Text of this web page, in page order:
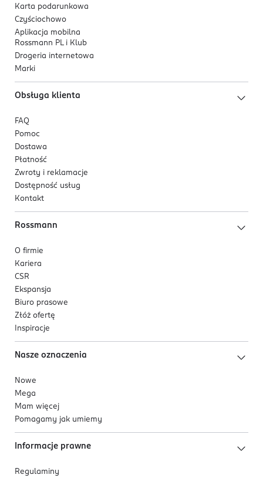
Karta podarunkowa
Czyściochowo
Aplikacja mobilna
Rossmann PL i Klub
Drogeria internetowa
Marki
Obsługa klienta
FAQ
Pomoc
Dostawa
Płatność
Zwroty i reklamacje
Dostępność usług
Kontakt
Rossmann
O firmie
Kariera
CSR
Ekspansja
Biuro prasowe
Złóż ofertę
Inspiracje
Nasze oznaczenia
Nowe
Mega
Mam więcej
Pomagamy jak umiemy
Informacje prawne
Regulaminy